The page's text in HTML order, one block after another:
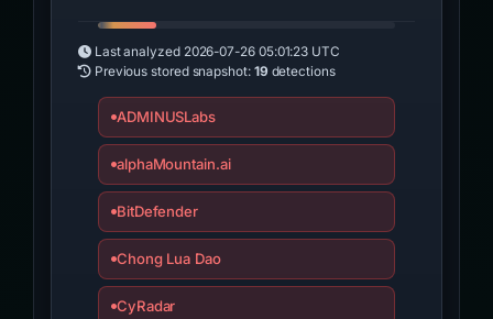
Last analyzed 2026-07-26 05:01:23 UTC
Previous stored snapshot: 19 detections
ADMINUSLabs
alphaMountain.ai
BitDefender
Chong Lua Dao
CyRadar